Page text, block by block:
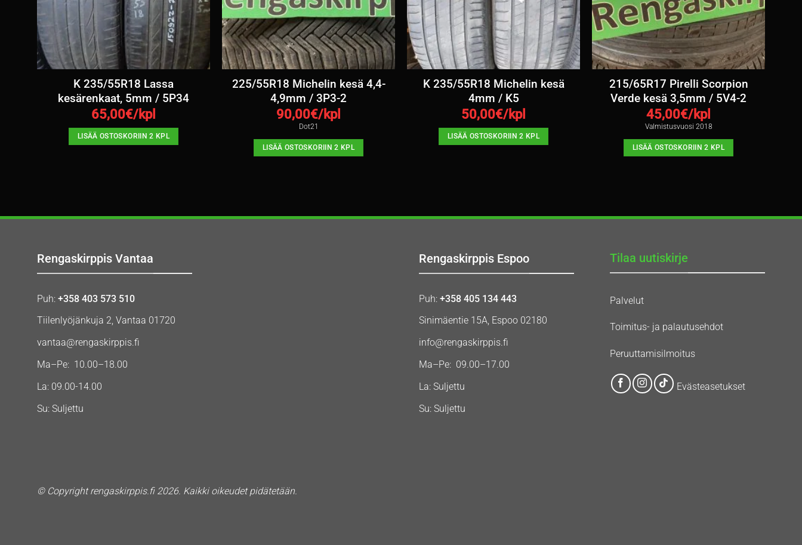
K 235/55R18 Lassa
kesärenkaat, 5mm / 5P34
65,00€/kpl
LISÄÄ OSTOSKORIIN 2 KPL
225/55R18 Michelin kesä 4,4-
4,9mm / 3P3-2
90,00€/kpl
Dot21
LISÄÄ OSTOSKORIIN 2 KPL
K 235/55R18 Michelin kesä
4mm / K5
50,00€/kpl
LISÄÄ OSTOSKORIIN 2 KPL
215/65R17 Pirelli Scorpion
Verde kesä 3,5mm / 5V4-2
45,00€/kpl
Valmistusvuosi 2018
LISÄÄ OSTOSKORIIN 2 KPL
Rengaskirppis Vantaa
Puh: +358 403 573 510
Tiilenlyöjänkuja 2, Vantaa 01720
vantaa@rengaskirppis.fi
Ma–Pe: 10.00–18.00
La: 09.00-14.00
Su: Suljettu
Rengaskirppis Espoo
Puh: +358 405 134 443
Sinimäentie 15A, Espoo 02180
info@rengaskirppis.fi
Ma–Pe: 09.00–17.00
La: Suljettu
Su: Suljettu
Tilaa uutiskirje
Palvelut
Toimitus- ja palautusehdot
Peruuttamisilmoitus
Evästeasetukset
© Copyright rengaskirppis.fi 2026. Kaikki oikeudet pidätetään.